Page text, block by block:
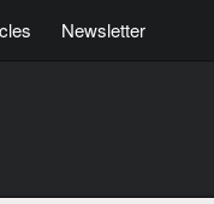
Newsletter